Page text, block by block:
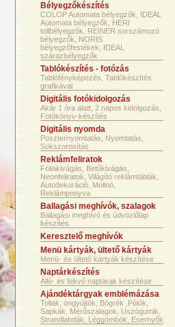
Bélyegzőkészítés
COLOP Automata bélyegzők, IDEAL
Automata bélyegzők, HERI
tollbélyegzők, REINER sorszámozó
bélyegzők, NORIS
bélyegzőfestékek, IDEAL
szárazbélyegzők
Tablókészítés - fotózás
Tablófényképezés, Tablókészítés
grafikával
Digitális fotókidolgozás
Akár 1 óra alatt, 2 napos kidolgozás,
Fotókönyv-készítés
Digitális nyomda
Poszternyomtatás, Nyomtatás,
Sokszorosítás
Reklámfeliratok
Fóliakivágás, Betűkivágás,
Neonfeliratok, Világító reklámtáblák,
Autodekoráció, Molinó,
Reklámponyva
Ballagási meghívók, szalagok
Ballagási meghívó és üdvözlőlap
készítés
Keresztelő meghívók
Menü kártyák, ültető kártyák
Menü- és ültető kártyák készítése
Naptárkészítés
Álló- és fekvő naptárak készítése
Ajándéktárgyak emblémázása
Tollak, öngyújtók, Bögrék ,Pólók,
Sapkák, Mérőszalagok, Uszógumik,
Strandlabdák, Léggömbök, Esernyők